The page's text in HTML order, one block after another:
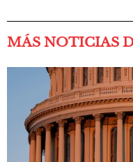
MÁS NOTICIAS